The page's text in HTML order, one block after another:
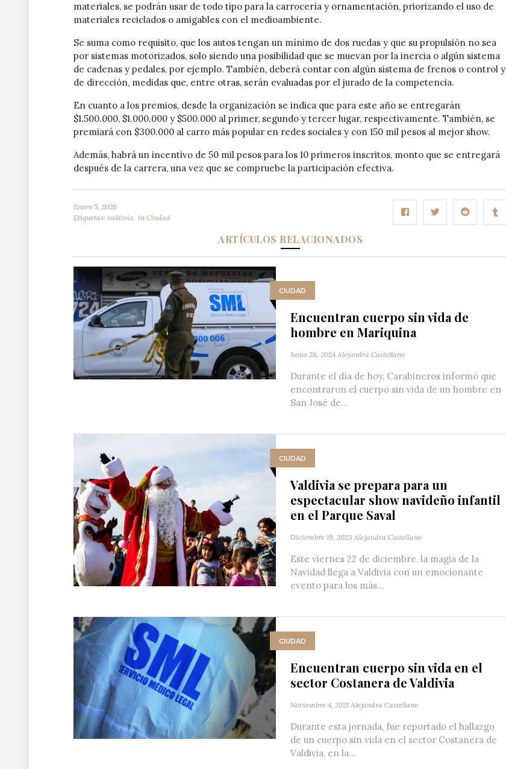
materiales, se podrán usar de todo tipo para la carrocería y ornamentación, priorizando el uso de
materiales reciclados o amigables con el medioambiente.
Se suma como requisito, que los autos tengan un mínimo de dos ruedas y que su propulsión no sea
por sistemas motorizados, solo siendo una posibilidad que se muevan por la inercia o algún sistema
de cadenas y pedales, por ejemplo. También, deberá contar con algún sistema de frenos o control y
de dirección, medidas que, entre otras, serán evaluadas por el jurado de la competencia.
En cuanto a los premios, desde la organización se indica que para este año se entregarán
$1.500.000, $1.000.000 y $500.000 al primer, segundo y tercer lugar, respectivamente. También, se
premiará con $300.000 al carro más popular en redes sociales y con 150 mil pesos al mejor show.
Además, habrá un incentivo de 50 mil pesos para los 10 primeros inscritos, monto que se entregará
después de la carrera, una vez que se compruebe la participación efectiva.
Enero 5, 2026
Etiquetas: valdivia in Ciudad
ARTÍCULOS RELACIONADOS
CIUDAD
Encuentran cuerpo sin vida de
hombre en Mariquina
Junio 28, 2024 Alejandra Castellano
Durante el día de hoy, Carabineros informó que
encontraron el cuerpo sin vida de un hombre en
San José de...
CIUDAD
Valdivia se prepara para un
espectacular show navideño infantil
en el Parque Saval
Diciembre 19, 2023 Alejandra Castellano
Este viernes 22 de diciembre, la magia de la
Navidad llega a Valdivia con un emocionante
evento para los más...
CIUDAD
Encuentran cuerpo sin vida en el
sector Costanera de Valdivia
Noviembre 4, 2021 Alejandra Castellano
Durante esta jornada, fue reportado el hallazgo
de un cuerpo sin vida en el sector Costanera de
Valdivia, en la...